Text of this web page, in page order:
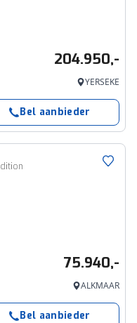
204.950,-
YERSEKE
Bel aanbieder
75.940,-
ALKMAAR
Bel aanbieder